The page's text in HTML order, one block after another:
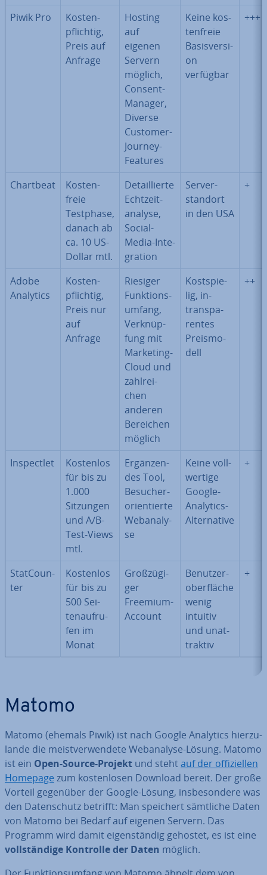
Piwik Pro
Kos­ten­
pflich­tig,
Preis auf
Anfrage
Hosting
auf
eigenen
Servern
möglich,
Consent-
Manager,
Diverse
Customer-
Journey-
Features
Keine kos­
ten­freie
Ba­sis­ver­si­
on
verfügbar
+++
Chartbeat
Kos­ten­
freie
Testphase,
danach ab
ca. 10 US-
Dollar mtl.
De­tail­lier­te
Echt­zeit­
ana­ly­se,
Social-
Media-In­te­
gra­ti­on
Ser­ver­
stand­ort
in den USA
+
Adobe
Analytics
Kos­ten­
pflich­tig,
Preis nur
auf
Anfrage
Riesiger
Funk­ti­ons­
um­fang,
Ver­knüp­
fung mit
Marketing-
Cloud und
zahl­rei­
chen
anderen
Bereichen
möglich
Kost­spie­
lig, in­
trans­pa­
ren­tes
Preis­mo­
dell
++
In­spect­let
Kostenlos
für bis zu
1.000
Sitzungen
und A/B-
Test-Views
mtl.
Er­gän­zen­
des Tool,
Be­su­cher­
ori­en­tier­te
Web­ana­ly­
se
Keine voll­
wer­ti­ge
Google-
Analytics-
Al­ter­na­ti­ve
+
Stat­Coun­
ter
Kostenlos
für bis zu
500 Sei­
ten­auf­ru­
fen im
Monat
Groß­zü­gi­
ger
Freemium-
Account
Be­nut­zer­
ober­flä­che
wenig
intuitiv
und un­at­
trak­tiv
+
Matomo
Matomo (ehemals Piwik) ist nach Google Analytics hier­zu­
lan­de die meist­ver­wen­de­te Web­ana­ly­se-Lösung. Matomo
ist ein Open-Source-Projekt und stehtauf der of­fi­zi­el­len
Homepage zum kos­ten­lo­sen Download bereit. Der große
Vorteil gegenüber der Google-Lösung, ins­be­son­de­re was
den Da­ten­schutz betrifft: Man speichert sämtliche Daten
von Matomo bei Bedarf auf eigenen Servern. Das
Programm wird damit ei­gen­stän­dig gehostet, es ist eine
voll­stän­di­ge Kontrolle der Daten möglich.